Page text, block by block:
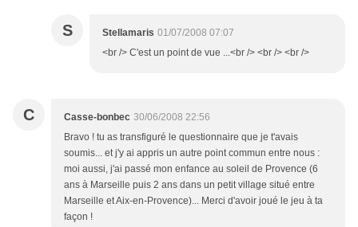
S Stellamaris 01/07/2008 07:07
<br /> C'est un point de vue ...<br /> <br /> <br />
C Casse-bonbec 30/06/2008 22:56
Bravo ! tu as transfiguré le questionnaire que je t'avais
soumis... et j'y ai appris un autre point commun entre nous :
moi aussi, j'ai passé mon enfance au soleil de Provence (6
ans à Marseille puis 2 ans dans un petit village situé entre
Marseille et Aix-en-Provence)... Merci d'avoir joué le jeu à ta
façon !